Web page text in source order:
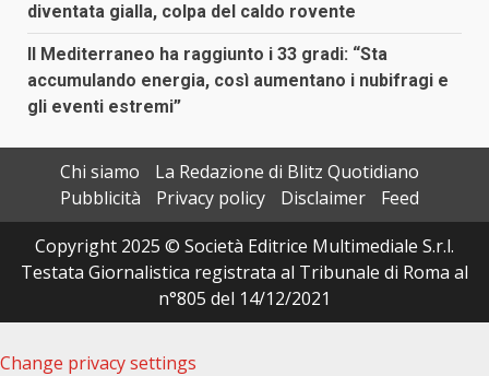
diventata gialla, colpa del caldo rovente
Il Mediterraneo ha raggiunto i 33 gradi: “Sta
accumulando energia, così aumentano i nubifragi e
gli eventi estremi”
Chi siamo
La Redazione di Blitz Quotidiano
Pubblicità
Privacy policy Disclaimer
Feed
Copyright 2025 © Società Editrice Multimediale S.r.l.
Testata Giornalistica registrata al Tribunale di Roma al
n°805 del 14/12/2021
Change privacy settings